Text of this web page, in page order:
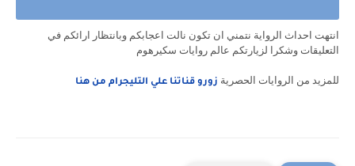
انتهت احداث الرواية نتمني ان تكون نالت اعجابكم وبانتظار ارائكم في
التعليقات وشكرا لزيارتكم عالم روايات سكيرهوم
للمزيد من الروايات الحصرية زورو قناتنا علي التليجرام من هنا